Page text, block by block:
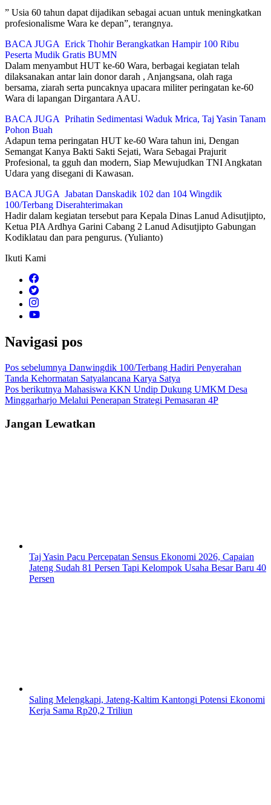
” Usia 60 tahun dapat dijadikan sebagai acuan untuk meningkatkan
profesionalisme Wara ke depan”, terangnya.
BACA JUGA Erick Thohir Berangkatkan Hampir 100 Ribu
Peserta Mudik Gratis BUMN
Dalam menyambut HUT ke-60 Wara, berbagai kegiatan telah
dilaksanakan antar lain donor darah , Anjangsana, olah raga
bersama, ziarah serta puncaknya upacara militer peringatan ke-60
Wara di lapangan Dirgantara AAU.
BACA JUGA Prihatin Sedimentasi Waduk Mrica, Taj Yasin Tanam
Pohon Buah
Adapun tema peringatan HUT ke-60 Wara tahun ini, Dengan
Semangat Kanya Bakti Sakti Sejati, Wara Sebagai Prajurit
Profesional, ta gguh dan modern, Siap Mewujudkan TNI Angkatan
Udara yang disegani di Kawasan.
BACA JUGA Jabatan Danskadik 102 dan 104 Wingdik
100/Terbang Diserahterimakan
Hadir dalam kegiatan tersebut para Kepala Dinas Lanud Adisutjipto,
Ketua PIA Ardhya Garini Cabang 2 Lanud Adisutjipto Gabungan
Kodiklatau dan para pengurus. (Yulianto)
Ikuti Kami
Navigasi pos
Pos sebelumnya Danwingdik 100/Terbang Hadiri Penyerahan
Tanda Kehormatan Satyalancana Karya Satya
Pos berikutnya Mahasiswa KKN Undip Dukung UMKM Desa
Minggarharjo Melalui Penerapan Strategi Pemasaran 4P
Jangan Lewatkan
Taj Yasin Pacu Percepatan Sensus Ekonomi 2026, Capaian
Jateng Sudah 81 Persen Tapi Kelompok Usaha Besar Baru 40
Persen
Saling Melengkapi, Jateng-Kaltim Kantongi Potensi Ekonomi
Kerja Sama Rp20,2 Triliun